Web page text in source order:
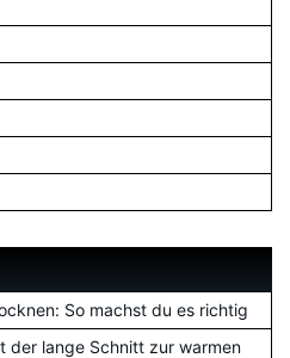
So machst du es richtig
der lange Schnitt zur warmen